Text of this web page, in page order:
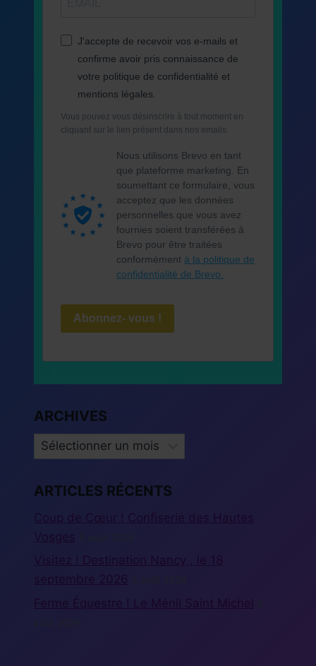
J'accepte de recevoir vos e-mails et
confirme avoir pris connaissance de
votre politique de confidentialité et
mentions légales.
Vous pouvez vous désinscrire à tout moment en
cliquant sur le lien présent dans nos emails.
Nous utilisons Brevo en tant
que plateforme marketing. En
soumettant ce formulaire, vous
acceptez que les données
personnelles que vous avez
fournies soient transférées à
Brevo pour être traitées
conformément à la politique de
confidentialité de Brevo.
Abonnez- vous !
ARCHIVES
ARCHIVES
ARTICLES RÉCENTS